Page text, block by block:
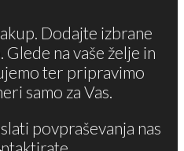
Dodajte izbrane
na vaše želje in
ter pripravimo
samo za Vas.
povpraševanja nas